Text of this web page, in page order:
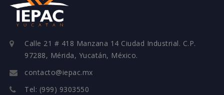
Calle 21 # 418 Manzana 14 Ciudad Industrial. C.P.
97288, Mérida, Yucatán, México.
contacto@iepac.mx
Tel: (999) 9303550